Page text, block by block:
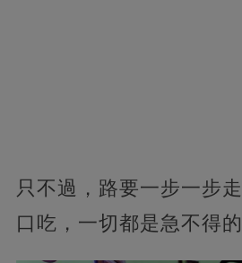
只不過，路要一步一步
口吃，一切都是急不得的